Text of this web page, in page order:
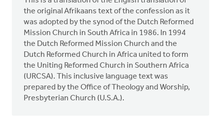
the original Afrikaans text of the confession as it
was adopted by the synod of the Dutch Reformed
Mission Church in South Africa in 1986. In 1994
the Dutch Reformed Mission Church and the
Dutch Reformed Church in Africa united to form
the Uniting Reformed Church in Southern Africa
(URCSA). This inclusive language text was
prepared by the Office of Theology and Worship,
Presbyterian Church (U.S.A.).